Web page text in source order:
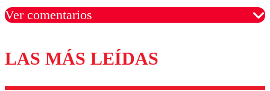
Ver comentarios
Los comentarios son moderados para garantizar un
diálogo respetuoso.
LAS MÁS LEÍDAS